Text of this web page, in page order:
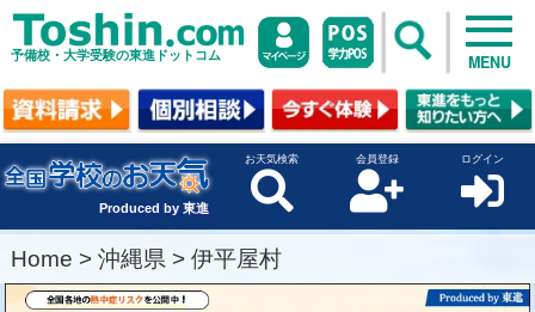
予備校・大学受験の東進ドットコム MENU
Produced by 東進
お天気検索 会員登録 ログイン
Home > 沖縄県 > 伊平屋村